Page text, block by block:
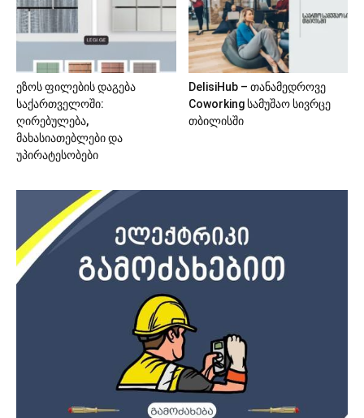
ეზოს ფილების დაგება
საქართველოში:
ღირებულება,
მახასიათებლები და
უპირატესობები
DelisiHub – თანამედროვე
Coworking სამუშაო სივრცე
თბილისში